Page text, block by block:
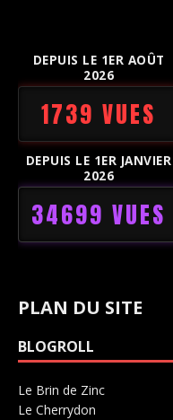
DEPUIS LE 1ER AOÛT
2026
1739 VUES
DEPUIS LE 1ER JANVIER
2026
34699 VUES
PLAN DU SITE
BLOGROLL
Le Brin de Zinc
Le Cherrydon